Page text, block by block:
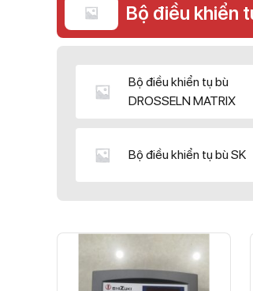
Bộ điều khiển
Bộ điều khiển tụ bù
DROSSELN MATRIX
Bộ điều khiển tụ bù SK